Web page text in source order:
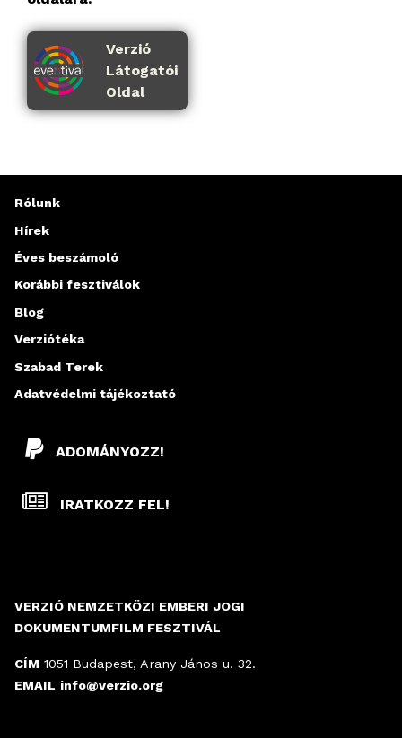
Verzió
Látogatói
Oldal
VERZIÓ NEMZETKÖZI EMBERI JOGI
DOKUMENTUMFILM FESZTIVÁL
CÍM 1051 Budapest, Arany János u. 32.
EMAIL info@verzio.org
ADOMÁNYOZZ!
IRATKOZZ FEL!
Rólunk
Hírek
Éves beszámoló
Korábbi fesztiválok
Blog
Verziótéka
Szabad Terek
Adatvédelmi tájékoztató